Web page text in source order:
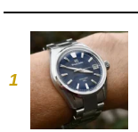
1